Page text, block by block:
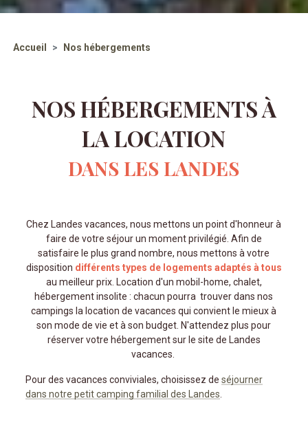
Accueil Nos hébergements
NOS HÉBERGEMENTS À
LA LOCATION
DANS LES LANDES
Chez Landes vacances, nous mettons un point d'honneur à
faire de votre séjour un moment privilégié. Afin de
satisfaire le plus grand nombre, nous mettons à votre
disposition différents types de logements adaptés à tous
au meilleur prix. Location d'un mobil-home, chalet,
hébergement insolite : chacun pourra trouver dans nos
campings la location de vacances qui convient le mieux à
son mode de vie et à son budget. N'attendez plus pour
réserver votre hébergement sur le site de Landes
vacances.
Pour des vacances conviviales, choisissez deséjourner
dans notre petit camping familial des Landes